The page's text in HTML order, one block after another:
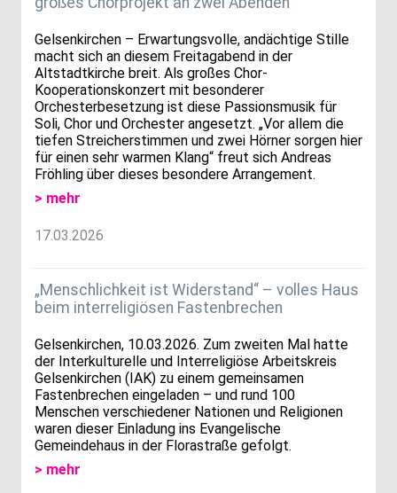
Gelsenkirchen – Erwartungsvolle, andächtige Stille
macht sich an diesem Freitagabend in der
Altstadtkirche breit. Als großes Chor-
Kooperationskonzert mit besonderer
Orchesterbesetzung ist diese Passionsmusik für
Soli, Chor und Orchester angesetzt. „Vor allem die
tiefen Streicherstimmen und zwei Hörner sorgen hier
für einen sehr warmen Klang“ freut sich Andreas
Fröhling über dieses besondere Arrangement.
> mehr
17.03.2026
„Menschlichkeit ist Widerstand“ – volles Haus
beim interreligiösen Fastenbrechen
Gelsenkirchen, 10.03.2026. Zum zweiten Mal hatte
der Interkulturelle und Interreligiöse Arbeitskreis
Gelsenkirchen (IAK) zu einem gemeinsamen
Fastenbrechen eingeladen – und rund 100
Menschen verschiedener Nationen und Religionen
waren dieser Einladung ins Evangelische
Gemeindehaus in der Florastraße gefolgt.
> mehr